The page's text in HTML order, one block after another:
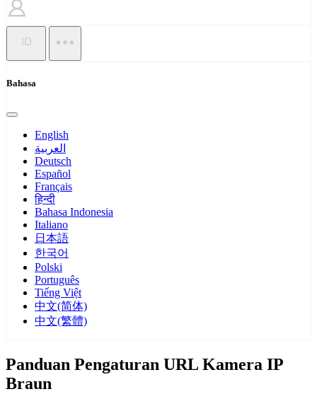
ID
Bahasa
English
العربية
Deutsch
Español
Français
हिन्दी
Bahasa Indonesia
Italiano
日本語
한국어
Polski
Português
Tiếng Việt
中文(简体)
中文(繁體)
Panduan Pengaturan URL Kamera IP
Braun